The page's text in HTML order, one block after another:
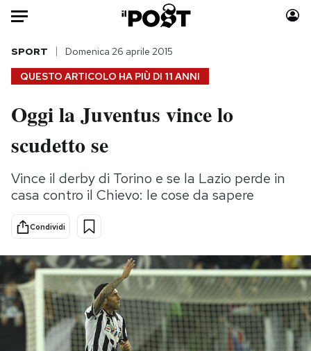
Auto
HOME
Italia
Politica
Tecnologia
Internet
Scienza
Cultura
Economia
Sport
Moda
Storie/Idee
Ok Boomer!
Altrecose
Mondiali calcio 2026
PODCAST
QUESTO ARTICOLO HA PIÙ DI 11 ANNI
SPORT Domenica 26 aprile 2015
Oggi la Juventus vince lo
scudetto se
Vince il derby di Torino e se la Lazio perde in
casa contro il Chievo: le cose da sapere
Condividi